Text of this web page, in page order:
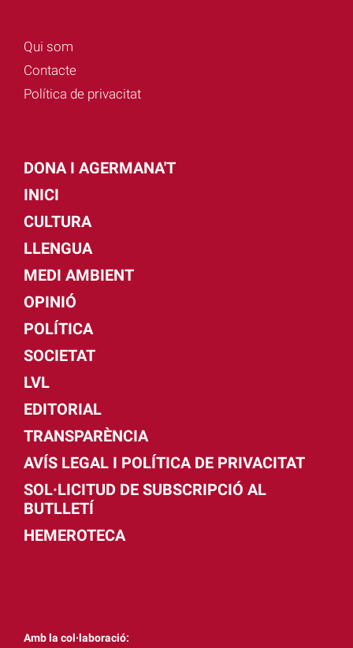
Qui som
Contacte
Política de privacitat
DONA I AGERMANA'T
INICI
CULTURA
LLENGUA
MEDI AMBIENT
OPINIÓ
POLÍTICA
SOCIETAT
LVL
EDITORIAL
TRANSPARÈNCIA
AVÍS LEGAL I POLÍTICA DE PRIVACITAT
SOL·LICITUD DE SUBSCRIPCIÓ AL
BUTLLETÍ
HEMEROTECA
Amb la col·laboració: